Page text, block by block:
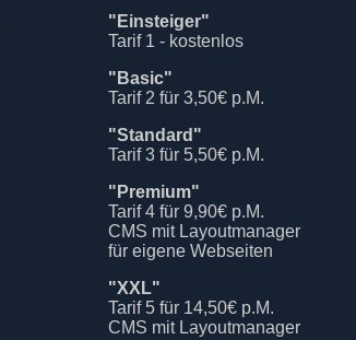
"Einsteiger"
Tarif 1 - kostenlos
"Basic"
Tarif 2 für 3,50€ p.M.
"Standard"
Tarif 3 für 5,50€ p.M.
"Premium"
Tarif 4 für 9,90€ p.M.
CMS mit Layoutmanager
für eigene Webseiten
"XXL"
Tarif 5 für 14,50€ p.M.
CMS mit Layoutmanager